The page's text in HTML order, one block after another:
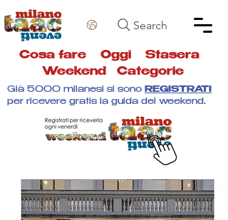
Search
Cosa fare Oggi Stasera
Weekend
Categorie
Già 5000 milanesi si sono REGISTRATI
per ricevere gratis la guida del weekend.